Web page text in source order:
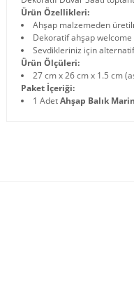
Ürün Özellikleri:
Ahşap malzemeden
Dekoratif ahşap welcome
Sevdikleriniz için
Ürün Ölçüleri:
27 cm x 26 cm x 1.5 cm
Paket İçeriği:
1 AdetAhşap Balık